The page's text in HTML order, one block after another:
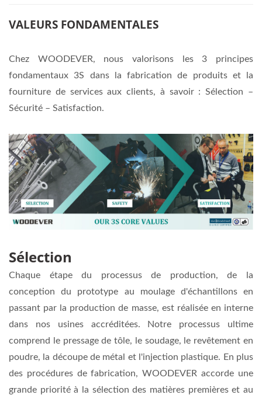
VALEURS FONDAMENTALES
Chez WOODEVER, nous valorisons les 3 principes
fondamentaux 3S dans la fabrication de produits et la
fourniture de services aux clients, à savoir : Sélection –
Sécurité – Satisfaction.
Sélection
Chaque étape du processus de production, de la
conception du prototype au moulage d'échantillons en
passant par la production de masse, est réalisée en interne
dans nos usines accréditées. Notre processus ultime
comprend le pressage de tôle, le soudage, le revêtement en
poudre, la découpe de métal et l'injection plastique. En plus
des procédures de fabrication, WOODEVER accorde une
grande priorité à la sélection des matières premières et au